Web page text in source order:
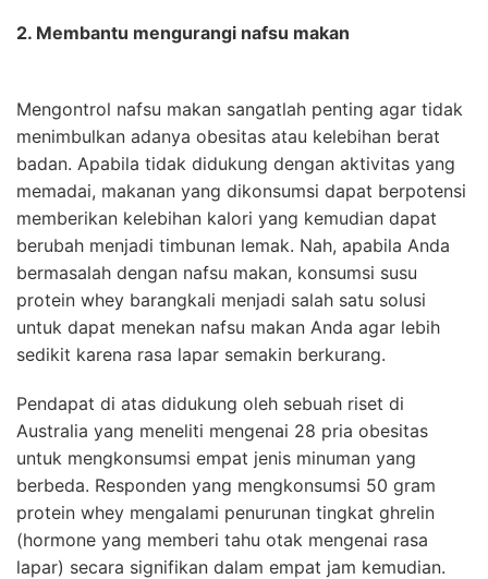
2. Membantu mengurangi nafsu makan
Mengontrol nafsu makan sangatlah penting agar tidak
menimbulkan adanya obesitas atau kelebihan berat
badan. Apabila tidak didukung dengan aktivitas yang
memadai, makanan yang dikonsumsi dapat berpotensi
memberikan kelebihan kalori yang kemudian dapat
berubah menjadi timbunan lemak. Nah, apabila Anda
bermasalah dengan nafsu makan, konsumsi susu
protein whey barangkali menjadi salah satu solusi
untuk dapat menekan nafsu makan Anda agar lebih
sedikit karena rasa lapar semakin berkurang.
Pendapat di atas didukung oleh sebuah riset di
Australia yang meneliti mengenai 28 pria obesitas
untuk mengkonsumsi empat jenis minuman yang
berbeda. Responden yang mengkonsumsi 50 gram
protein whey mengalami penurunan tingkat ghrelin
(hormone yang memberi tahu otak mengenai rasa
lapar) secara signifikan dalam empat jam kemudian.